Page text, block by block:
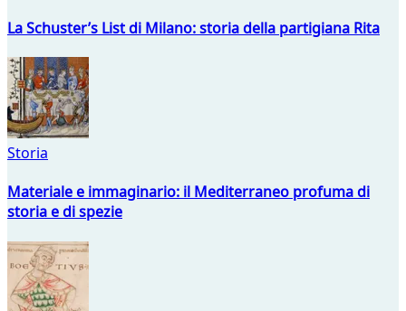
La Schuster’s List di Milano: storia della partigiana Rita
Storia
Materiale e immaginario: il Mediterraneo profuma di
storia e di spezie